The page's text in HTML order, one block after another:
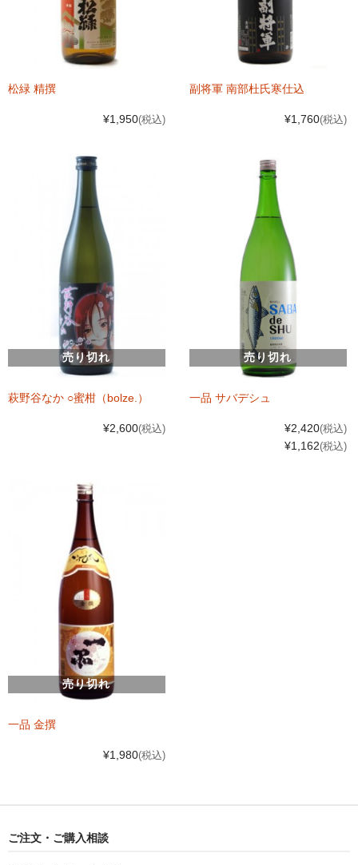
松緑 精撰
¥1,950(税込)
副将軍 南部杜氏寒仕込
¥1,760(税込)
売り切れ
萩野谷なか ○蜜柑（bolze.）
¥2,600(税込)
売り切れ
一品 サバデシュ
¥2,420(税込)
¥1,162(税込)
売り切れ
一品 金撰
¥1,980(税込)
ご注文・ご購入相談